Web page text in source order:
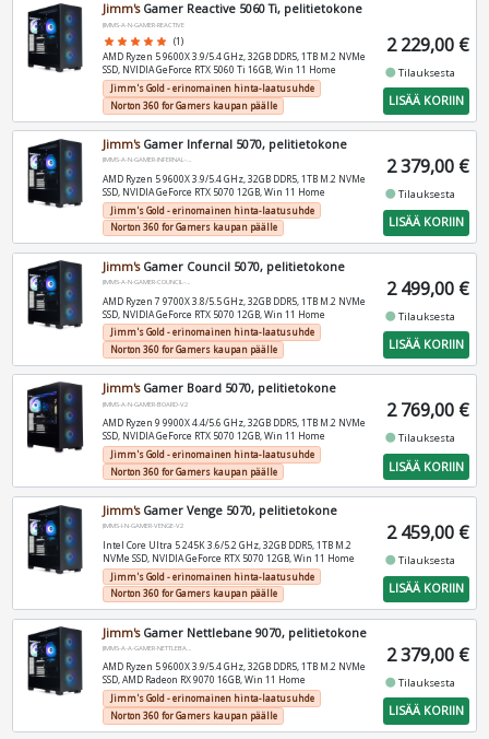
Jimm'sGamer Reactive 5060 Ti, pelitietokone
JIMMS-A-N-GAMER-REACTIVE
star star star star star (1)
AMD Ryzen 5 9600X 3.9/5.4 GHz, 32GB DDR5, 1TB M.2 NVMe
SSD, NVIDIA GeForce RTX 5060 Ti 16GB, Win 11 Home
Jimm's Gold - erinomainen hinta-laatusuhde
Norton 360 for Gamers kaupan päälle
2 229,00 €
fiber_manual_recordTilauksesta
LISÄÄ KORIIN
Jimm'sGamer Infernal 5070, pelitietokone
JIMMS-A-N-GAMER-INFERNAL-V2
AMD Ryzen 5 9600X 3.9/5.4 GHz, 32GB DDR5, 1TB M.2 NVMe
SSD, NVIDIA GeForce RTX 5070 12GB, Win 11 Home
Jimm's Gold - erinomainen hinta-laatusuhde
Norton 360 for Gamers kaupan päälle
2 379,00 €
fiber_manual_recordTilauksesta
LISÄÄ KORIIN
Jimm'sGamer Council 5070, pelitietokone
JIMMS-A-N-GAMER-COUNCIL-V2
AMD Ryzen 7 9700X 3.8/5.5 GHz, 32GB DDR5, 1TB M.2 NVMe
SSD, NVIDIA GeForce RTX 5070 12GB, Win 11 Home
Jimm's Gold - erinomainen hinta-laatusuhde
Norton 360 for Gamers kaupan päälle
2 499,00 €
fiber_manual_recordTilauksesta
LISÄÄ KORIIN
Jimm'sGamer Board 5070, pelitietokone
JIMMS-A-N-GAMER-BOARD-V2
AMD Ryzen 9 9900X 4.4/5.6 GHz, 32GB DDR5, 1TB M.2 NVMe
SSD, NVIDIA GeForce RTX 5070 12GB, Win 11 Home
Jimm's Gold - erinomainen hinta-laatusuhde
Norton 360 for Gamers kaupan päälle
2 769,00 €
fiber_manual_recordTilauksesta
LISÄÄ KORIIN
Jimm'sGamer Venge 5070, pelitietokone
JIMMS-I-N-GAMER-VENGE-V2
Intel Core Ultra 5 245K 3.6/5.2 GHz, 32GB DDR5, 1TB M.2
NVMe SSD, NVIDIA GeForce RTX 5070 12GB, Win 11 Home
Jimm's Gold - erinomainen hinta-laatusuhde
Norton 360 for Gamers kaupan päälle
2 459,00 €
fiber_manual_recordTilauksesta
LISÄÄ KORIIN
Jimm'sGamer Nettlebane 9070, pelitietokone
JIMMS-A-A-GAMER-NETTLEBANE
AMD Ryzen 5 9600X 3.9/5.4 GHz, 32GB DDR5, 1TB M.2 NVMe
SSD, AMD Radeon RX 9070 16GB, Win 11 Home
Jimm's Gold - erinomainen hinta-laatusuhde
Norton 360 for Gamers kaupan päälle
2 379,00 €
fiber_manual_recordTilauksesta
LISÄÄ KORIIN